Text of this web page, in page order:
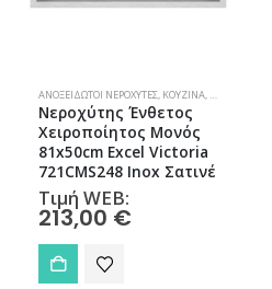
ΚΟΥΖΊΝΑ,ΜΠΑΤΑΡΊΕΣ ΚΟΥΖΊΝΑΣ,ΦΊΛΤΡΑ ΝΕΡΟΎ
ΑΝΟΞΕΊΔΩΤΟΙ ΝΕΡΟΧΎΤΕΣ, ΚΟΥΖΊΝΑ, ΝΕΡΟΧΎΤΕΣ
Νεροχύτης Ένθετος
Χειροποίητος Μονός
81x50cm Excel Victoria
721CMS248 Inox Σατινέ
Τιμή WEB:
213,00 €